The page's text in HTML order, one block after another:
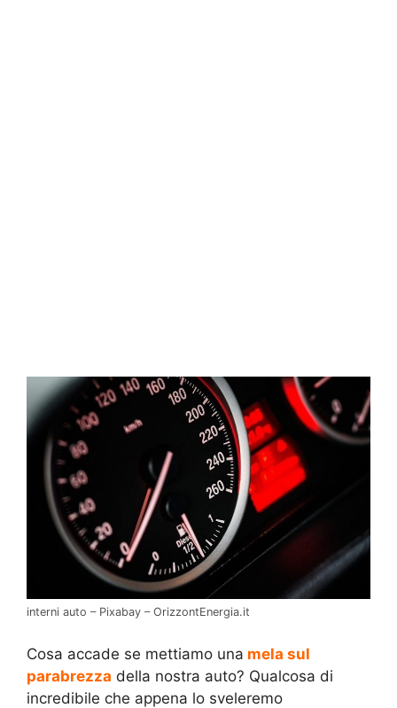
interni auto – Pixabay – OrizzontEnergia.it
Cosa accade se mettiamo una mela sul
parabrezza della nostra auto? Qualcosa di
incredibile che appena lo sveleremo